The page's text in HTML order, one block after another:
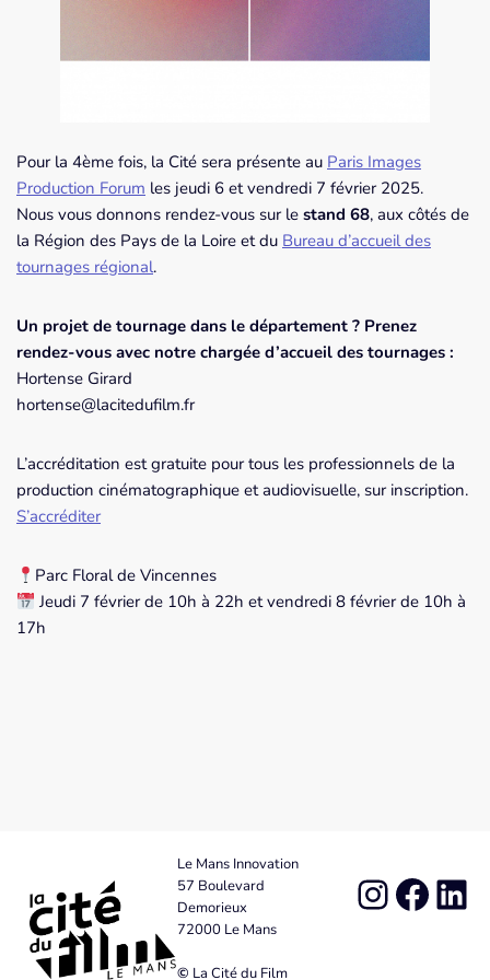
Pour la 4ème fois, la Cité sera présente au Paris Images
Production Forum les jeudi 6 et vendredi 7 février 2025.
Nous vous donnons rendez-vous sur le stand 68, aux côtés de
la Région des Pays de la Loire et du Bureau d’accueil des
tournages régional.
Un projet de tournage dans le département ? Prenez
rendez-vous avec notre chargée d’accueil des tournages :
Hortense Girard
hortense@lacitedufilm.fr
L’accréditation est gratuite pour tous les professionnels de la
production cinématographique et audiovisuelle, sur inscription.
S’accréditer
Parc Floral de Vincennes
Jeudi 7 février de 10h à 22h et vendredi 8 février de 10h à
17h
Le Mans Innovation
57 Boulevard
Demorieux
72000 Le Mans
© La Cité du Film